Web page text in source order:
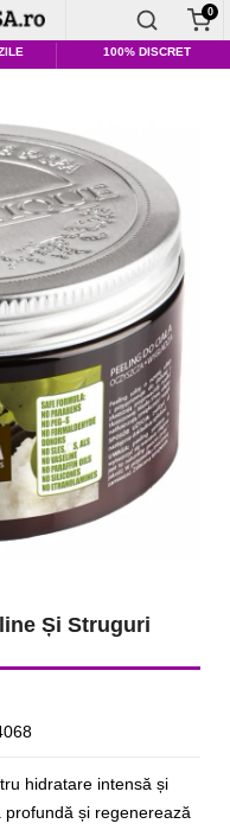
0
100% DISCRET
Și Struguri
hidratare intensă și
și regenerează